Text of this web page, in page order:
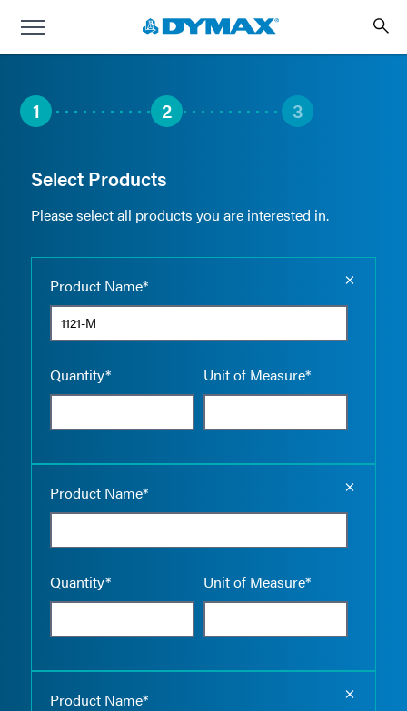
1 2 3
Select Products
Please select all products you are interested in.
Product Name*
Quantity* Unit of Measure*
Product Name*
Quantity* Unit of Measure*
Product Name*